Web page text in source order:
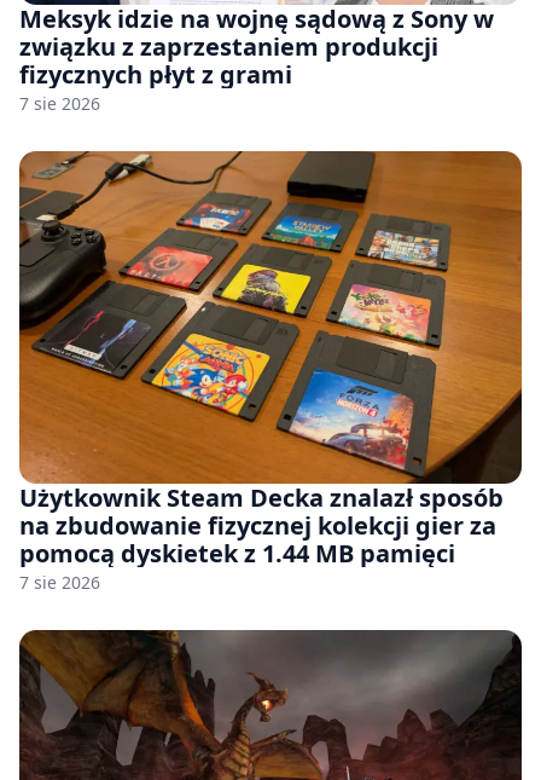
Meksyk idzie na wojnę sądową z Sony w
związku z zaprzestaniem produkcji
fizycznych płyt z grami
7 sie 2026
Użytkownik Steam Decka znalazł sposób
na zbudowanie fizycznej kolekcji gier za
pomocą dyskietek z 1.44 MB pamięci
7 sie 2026